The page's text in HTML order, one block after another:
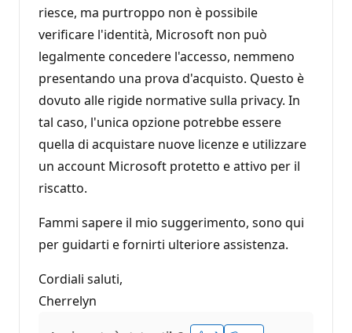
riesce, ma purtroppo non è possibile
verificare l'identità, Microsoft non può
legalmente concedere l'accesso, nemmeno
presentando una prova d'acquisto. Questo è
dovuto alle rigide normative sulla privacy. In
tal caso, l'unica opzione potrebbe essere
quella di acquistare nuove licenze e utilizzare
un account Microsoft protetto e attivo per il
riscatto.
Fammi sapere il mio suggerimento, sono qui
per guidarti e fornirti ulteriore assistenza.
Cordiali saluti,
Cherrelyn